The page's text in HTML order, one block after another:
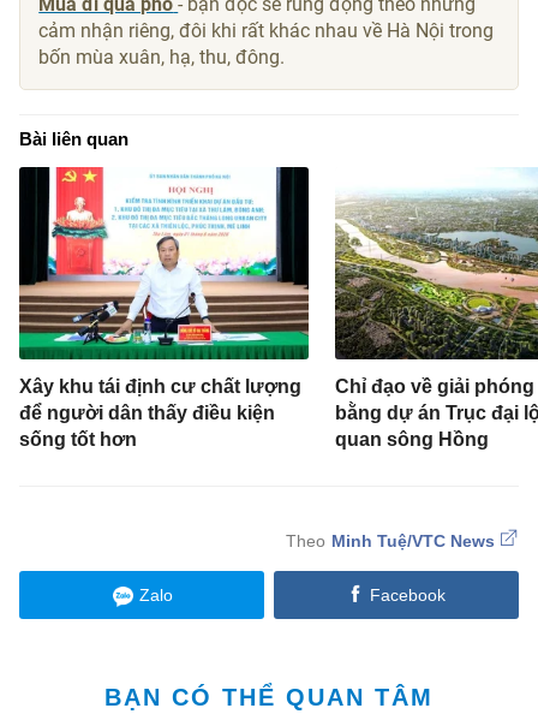
cảm nhận riêng, đôi khi rất khác nhau về Hà Nội trong
bốn mùa xuân, hạ, thu, đông.
Bài liên quan
Xây khu tái định cư chất lượng
để người dân thấy điều kiện
sống tốt hơn
Chỉ đạo về giải phóng
bằng dự án Trục đại
quan sông Hồng
Minh Tuệ/VTC News
Zalo Facebook
BẠN CÓ THỂ QUAN TÂM